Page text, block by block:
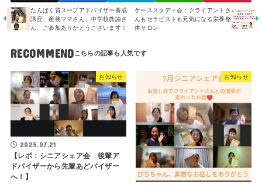
たんぱく質スープアドバイザー養成
講座、産後ママさん、中学校教諭さ
ん、ご参加ありがとうございます！
ケーススタディ会：クライアントさ
んもセラピストも元気になる栄養整
体サロン
RECOMMEND
お知らせ
2025.07.21
【レポ：シニアシェア会 後輩ア
ドバイザーから先輩あどバイザー
へ！】
お知らせ